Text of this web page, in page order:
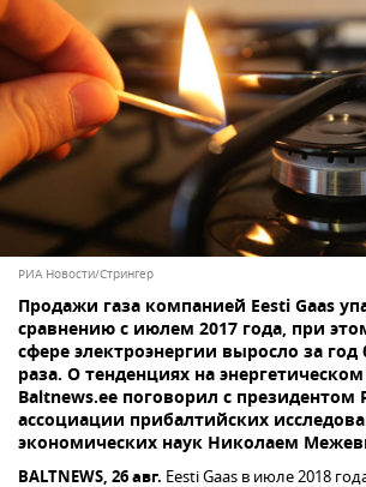
РИА Новости/Стрингер
Продажи газа компанией Eesti Gaas
сравнению с июлем 2017 года, при
сфере электроэнергии выросло за
раза. О тенденциях на
Baltnews.ee поговорил с президентом
ассоциации прибалтийских
экономических наук Николаем
BALTNEWS, 26 авг. Eesti Gaas в июле 2018